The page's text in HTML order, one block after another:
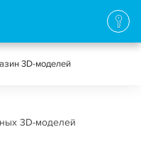
3D-моделей
3D-моделей